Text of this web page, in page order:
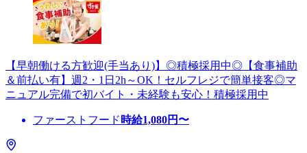
【早朝働ける方歓迎(手当あり)】◎積極採用中◎【食事補助
＆前払い有】週2・1日2h～OK！セルフレジで簡単接客◎マ
ニュアル完備で初バイト・未経験も安心！積極採用中
ファーストフード 時給1,080円〜